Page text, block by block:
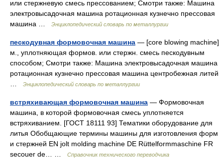
или стержневую смесь прессованием; Смотри также: Машина
электровысадочная машина ротационная кузнечно прессовая
машина …
Энциклопедический словарь по металлургии
пескодувная формовочная машина — [core blowing machine]
м., уплотняющая формов. или стержн. смесь пескодувным
способом; Смотри также: Машина электровысадочная машина
ротационная кузнечно прессовая машина центробежная литей
Энциклопедический словарь по металлургии
встряхивающая формовочная машина — Формовочная
машина, в которой формовочная смесь уплотняется
встряхиванием. [ГОСТ 18111 93] Тематики оборудование для
литья Обобщающие термины машины для изготовления форм
и стержней EN jolt molding machine DE Rüttelformmaschine FR
secouer de… …
Справочник технического переводчика